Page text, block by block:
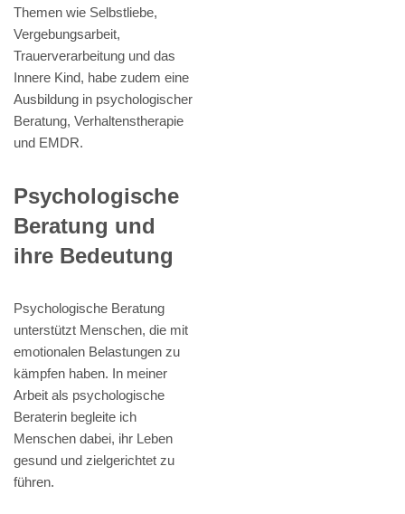
Themen wie Selbstliebe,
Vergebungsarbeit,
Trauerverarbeitung und das
Innere Kind, habe zudem eine
Ausbildung in psychologischer
Beratung, Verhaltenstherapie
und EMDR.
Psychologische
Beratung und
ihre Bedeutung
Psychologische Beratung
unterstützt Menschen, die mit
emotionalen Belastungen zu
kämpfen haben. In meiner
Arbeit als psychologische
Beraterin begleite ich
Menschen dabei, ihr Leben
gesund und zielgerichtet zu
führen.